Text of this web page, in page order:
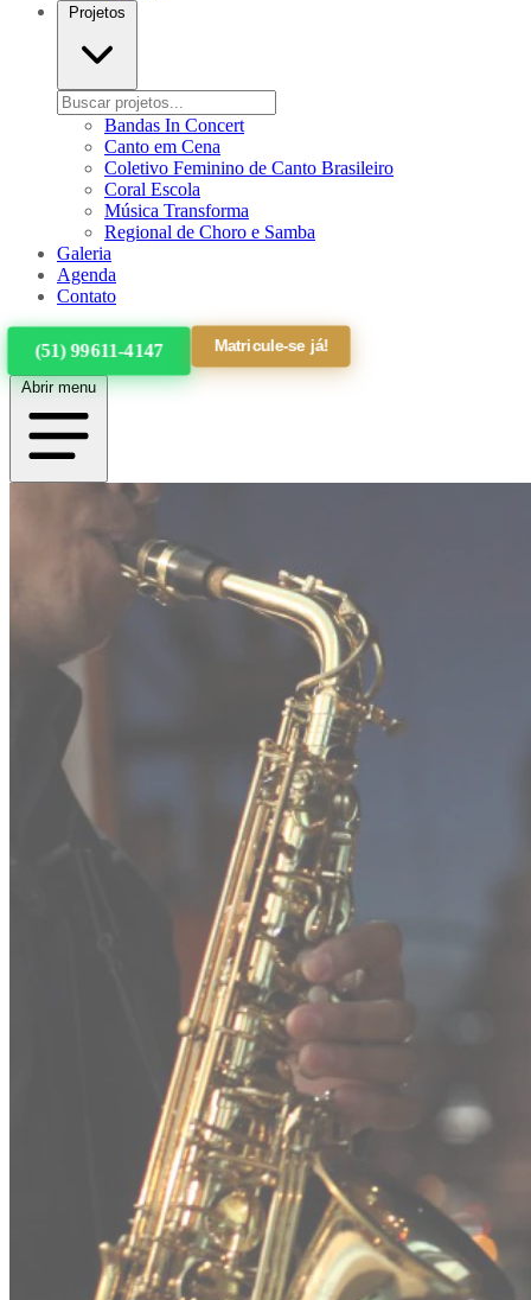
Projetos
Bandas In Concert
Canto em Cena
Coletivo Feminino de Canto Brasileiro
Coral Escola
Música Transforma
Regional de Choro e Samba
Galeria
Agenda
Contato
(51) 99611-4147 Matricule-se já!
Abrir menu